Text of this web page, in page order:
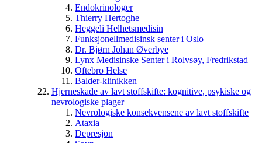
Endokrinologer
Thierry Hertoghe
Heggeli Helhetsmedisin
Funksjonellmedisinsk senter i Oslo
Dr. Bjørn Johan Øverbye
Lynx Medisinske Senter i Rolvsøy, Fredrikstad
Oftebro Helse
Balder-klinikken
Hjerneskade av lavt stoffskifte: kognitive, psykiske og
nevrologiske plager
Nevrologiske konsekvensene av lavt stoffskifte
Ataxia
Depresjon